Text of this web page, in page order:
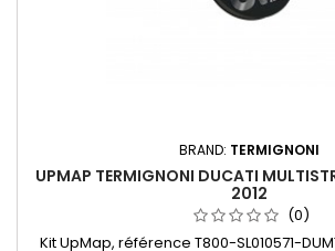
BRAND: TERMIGNONI
UPMAP TERMIGNONI DUCATI
2012
(0)
Kit UpMap, référence T800-SL010571-